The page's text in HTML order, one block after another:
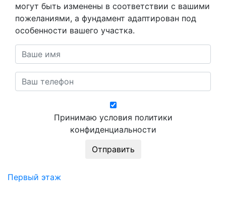
могут быть изменены в соответствии с вашими
пожеланиями, а фундамент адаптирован под
особенности вашего участка.
Принимаю условия политики
конфиденциальности
Первый этаж